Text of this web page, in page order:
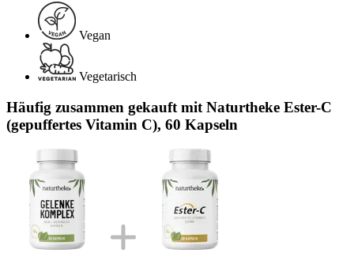
Vegan
Vegetarisch
Häufig zusammen gekauft mit Naturtheke Ester-C
(gepuffertes Vitamin C), 60 Kapseln